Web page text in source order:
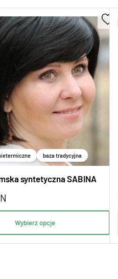
baza tradycyjna
syntetyczna SABINA
Wybierz opcje